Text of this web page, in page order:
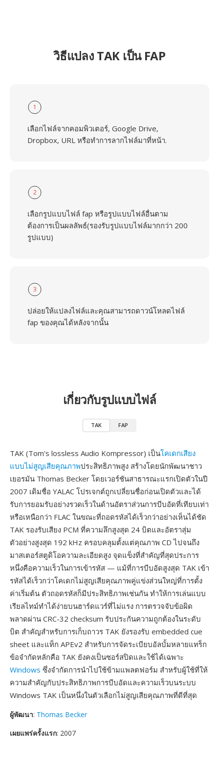
วิธีแปลง TAK เป็น FAP
1
เลือกไฟล์จากคอมพิวเตอร์, Google Drive,
Dropbox, URL หรือทำการลากไฟล์มาที่หน้า.
2
เลือกรูปแบบไฟล์ fap หรือรูปแบบไฟล์อื่นตาม
ต้องการเป็นผลลัพธ์(รองรับรูปแบบไฟล์มากกว่า 200
รูปแบบ)
3
ปล่อยให้แปลงไฟล์และคุณสามารถดาวน์โหลดไฟล์
fap ของคุณได้หลังจากนั้น
เกี่ยวกับรูปแบบไฟล์
TAK FAP
TAK (Tom's lossless Audio Kompressor) เป็นโคเดกเสียง
แบบไม่สูญเสียคุณภาพประสิทธิภาพสูง สร้างโดยนักพัฒนาชาว
เยอรมัน Thomas Becker โดยเวอร์ชันสาธารณะแรกเปิดตัวในปี
2007 เดิมชื่อ YALAC โปรเจกต์ถูกเปลี่ยนชื่อก่อนเปิดตัวและได้
รับการยอมรับอย่างรวดเร็วในด้านอัตราส่วนการบีบอัดที่เทียบเท่า
หรือเหนือกว่า FLAC ในขณะที่ถอดรหัสได้เร็วกว่าอย่างเห็นได้ชัด
TAK รองรับเสียง PCM ที่ความลึกสูงสุด 24 บิตและอัตราสุ่ม
ตัวอย่างสูงสุด 192 kHz ครอบคลุมตั้งแต่คุณภาพ CD ไปจนถึง
มาสเตอร์สตูดิโอความละเอียดสูง จุดแข็งที่สำคัญที่สุดประการ
หนึ่งคือความเร็วในการเข้ารหัส — แม้ที่การบีบอัดสูงสุด TAK เข้า
รหัสได้เร็วกว่าโคเดกไม่สูญเสียคุณภาพคู่แข่งส่วนใหญ่ที่การตั้ง
ค่าเริ่มต้น ตัวถอดรหัสก็มีประสิทธิภาพเช่นกัน ทำให้การเล่นแบบ
เรียลไทม์ทำได้ง่ายบนฮาร์ดแวร์ที่ไม่แรง การตรวจจับข้อผิด
พลาดผ่าน CRC-32 checksum รับประกันความถูกต้องในระดับ
บิต สำคัญสำหรับการเก็บถาวร TAK ยังรองรับ embedded cue
sheet และแท็ก APEv2 สำหรับการจัดระเบียบอัลบั้มหลายแทร็ก
ข้อจำกัดหลักคือ TAK ยังคงเป็นซอร์สปิดและใช้ได้เฉพาะ
Windows ซึ่งจำกัดการนำไปใช้ข้ามแพลตฟอร์ม สำหรับผู้ใช้ที่ให้
ความสำคัญกับประสิทธิภาพการบีบอัดและความเร็วบนระบบ
Windows TAK เป็นหนึ่งในตัวเลือกไม่สูญเสียคุณภาพที่ดีที่สุด
ผู้พัฒนา: Thomas Becker
เผยแพร่ครั้งแรก: 2007